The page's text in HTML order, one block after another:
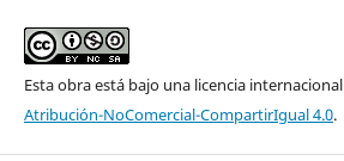
Esta obra está bajo una licencia internacional
Atribución-NoComercial-CompartirIgual 4.0.